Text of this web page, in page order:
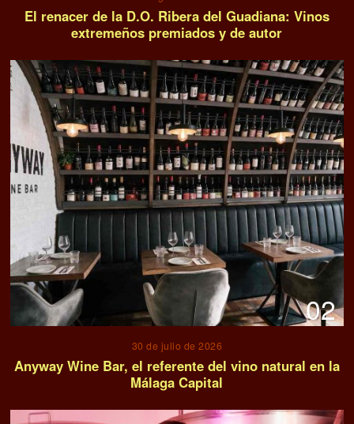
El renacer de la D.O. Ribera del Guadiana: Vinos
extremeños premiados y de autor
02
30 de julio de 2026
Anyway Wine Bar, el referente del vino natural en la
Málaga Capital